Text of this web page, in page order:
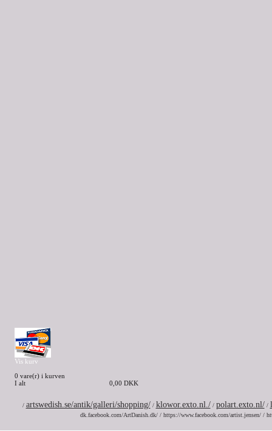
Vis kurv
0 vare(r) i kurven
I alt
0,00 DKK
/ artswedish.se/antik/galleri/shopping/ / klowor.exto.nl./ / polart.exto.nl/ /
dk.facebook.com/ArtDanish.dk/ / https://www.facebook.com/artist.jensen/ /